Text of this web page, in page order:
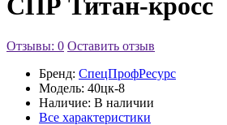
СПР Титан-кросс
Отзывы: 0 Оставить отзыв
Бренд: СпецПрофРесурс
Модель: 40цк-8
Наличие: В наличии
Все характеристики